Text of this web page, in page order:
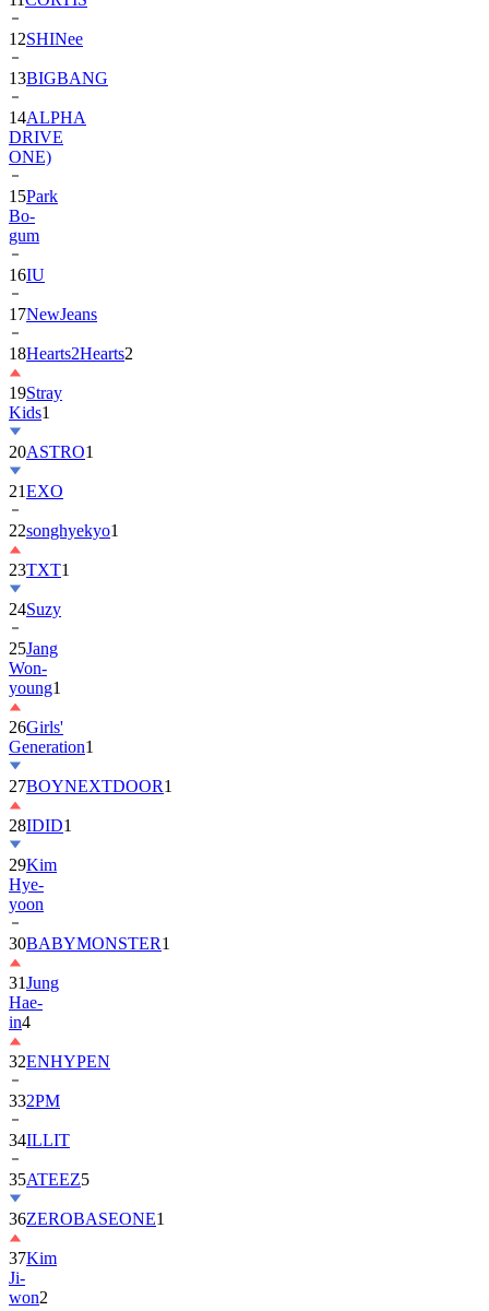
12SHINee
13BIGBANG
14ALPHA
DRIVE
ONE)
15Park
Bo-
gum
16IU
17NewJeans
18Hearts2Hearts2
19Stray
Kids1
20ASTRO1
21EXO
22songhyekyo1
23TXT1
24Suzy
25Jang
Won-
young1
26Girls'
Generation1
27BOYNEXTDOOR1
28IDID1
29Kim
Hye-
yoon
30BABYMONSTER1
31Jung
Hae-
in4
32ENHYPEN
332PM
34ILLIT
35ATEEZ5
36ZEROBASEONE1
37Kim
Ji-
won2